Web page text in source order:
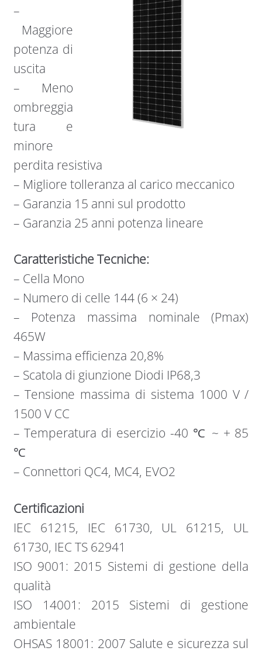
–
Maggiore
potenza di
uscita
– Meno
ombreggia
tura e
minore
perdita resistiva
– Migliore tolleranza al carico meccanico
– Garanzia 15 anni sul prodotto
– Garanzia 25 anni potenza lineare
Caratteristiche Tecniche:
– Cella Mono
– Numero di celle 144 (6 × 24)
– Potenza massima nominale (Pmax)
465W
– Massima efficienza 20,8%
– Scatola di giunzione Diodi IP68,3
– Tensione massima di sistema 1000 V /
1500 V CC
– Temperatura di esercizio -40 ℃ ~ + 85
℃
– Connettori QC4, MC4, EVO2
Certificazioni
IEC 61215, IEC 61730, UL 61215, UL
61730, IEC TS 62941
ISO 9001: 2015 Sistemi di gestione della
qualità
ISO 14001: 2015 Sistemi di gestione
ambientale
OHSAS 18001: 2007 Salute e sicurezza sul